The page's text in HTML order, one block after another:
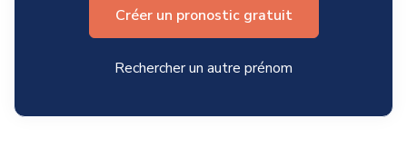
Créer un pronostic gratuit
Rechercher un autre prénom